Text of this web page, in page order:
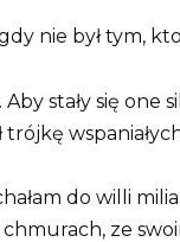
nie był tym,
Aby stały się one
trójkę
do willi
ze